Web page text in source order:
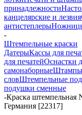
принадлежности
канцелярские и лезвия
антистеплеры
-
Штемпельные краски
ДатерыКассы для
для печатейОснастки
самонаборныеШтампы
словШтемпельные
подушки сменные
-Краска штемпельная
Германия [22317]